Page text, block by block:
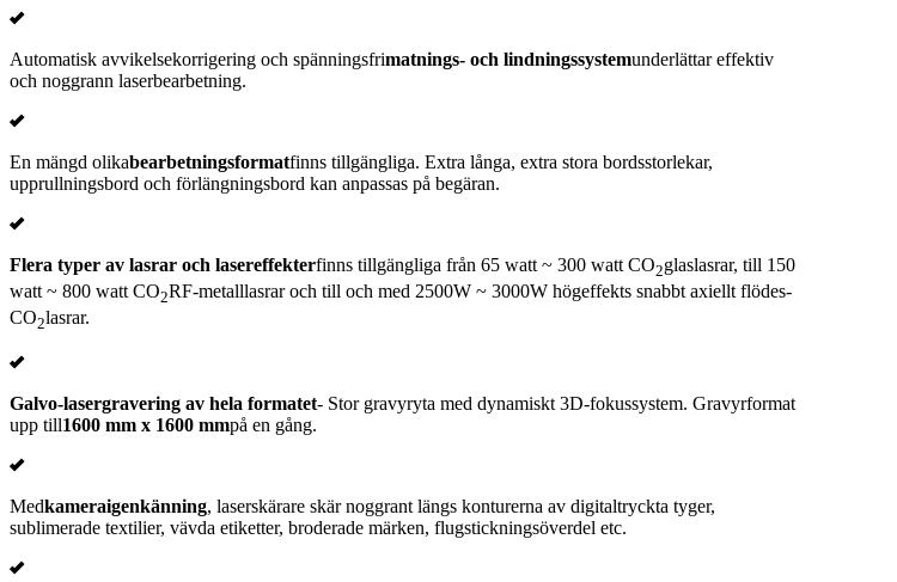
Automatisk avvikelsekorrigering och spänningsfrimatnings- och lindningssystemunderlättar effektiv
och noggrann laserbearbetning.
En mängd olikabearbetningsformatfinns tillgängliga. Extra långa, extra stora bordsstorlekar,
upprullningsbord och förlängningsbord kan anpassas på begäran.
Flera typer av lasrar och lasereffekterfinns tillgängliga från 65 watt ~ 300 watt CO2glaslasrar, till 150
watt ~ 800 watt CO2RF-metalllasrar och till och med 2500W ~ 3000W högeffekts snabbt axiellt flödes-
CO2lasrar.
Galvo-lasergravering av hela formatet- Stor gravyryta med dynamiskt 3D-fokussystem. Gravyrformat
upp till1600 mm x 1600 mmpå en gång.
Medkameraigenkänning, laserskärare skär noggrant längs konturerna av digitaltryckta tyger,
sublimerade textilier, vävda etiketter, broderade märken, flugstickningsöverdel etc.